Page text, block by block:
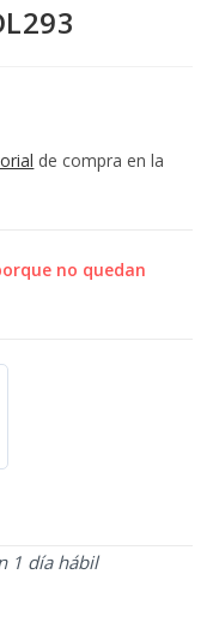
de compra en la
no quedan
1 día hábil